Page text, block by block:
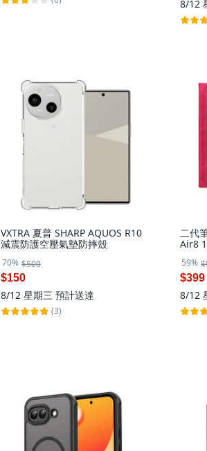
8/12
VXTRA 夏普 SHARP AQUOS R10
減震防護空壓氣墊防摔殼
70% $500
$150
8/12 星期三 預計送達
(3)
二代
Air8
59%
$399
8/12